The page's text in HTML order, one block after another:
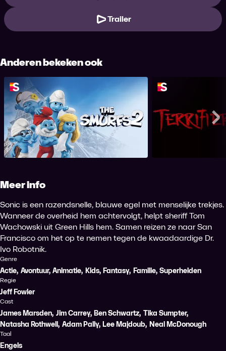
Trailer
Anderen bekeken ook
The Smurfs 2
Meer info
Sonic is een razendsnelle, blauwe egel met menselijke trekjes.
Wanneer de overheid hem achtervolgt, helpt sheriff Tom
Wachowski uit Green Hills hem. Samen reizen ze naar San
Francisco om het op te nemen tegen de kwaadaardige Dr.
Ivo Robotnik.
Genre
Actie, Avontuur, Animatie, Kids, Fantasy, Familie, Superhelden
Regie
Jeff Fowler
Cast
James Marsden, Jim Carrey, Ben Schwartz, Tika Sumpter,
Natasha Rothwell , Adam Pally, Lee Majdoub, Neal McDonough
Taal
Engels